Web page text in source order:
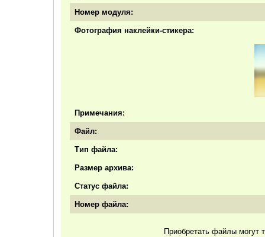
Номер модуля:
Фотография наклейки-стикера:
Примечания:
Файл:
Тип файла:
Размер архива:
Статус файла:
Номер файла:
Приобретать файлы могут